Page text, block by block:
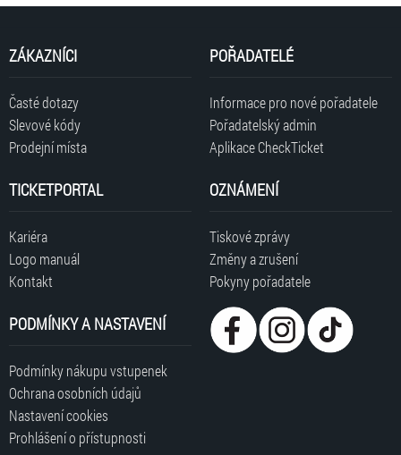
ZÁKAZNÍCI
Časté dotazy
Slevové kódy
Prodejní místa
POŘADATELÉ
Informace pro nové pořadatele
Pořadatelský admin
Aplikace CheckTicket
TICKETPORTAL
Kariéra
Logo manuál
Kontakt
OZNÁMENÍ
Tiskové zprávy
Změny a zrušení
Pokyny pořadatele
PODMÍNKY A NASTAVENÍ
Podmínky nákupu vstupenek
Ochrana osobních údajů
Nastavení cookies
Prohlášení o přístupnosti